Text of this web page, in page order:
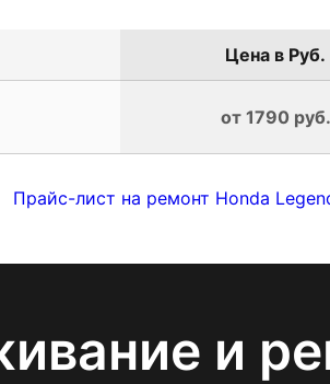
Цена в Руб.
от 1790 руб.
Прайс-лист на ремонт Honda
и